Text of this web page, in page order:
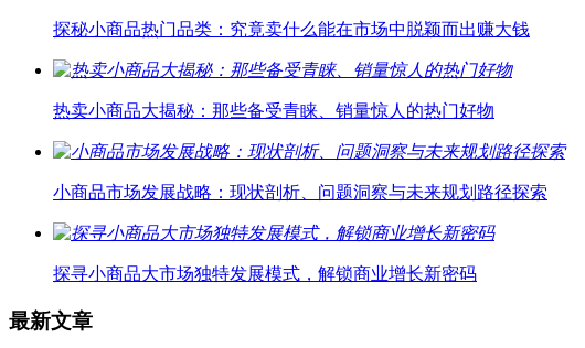
探秘小商品热门品类：究竟卖什么能在市场中脱颖而出赚大钱
热卖小商品大揭秘：那些备受青睐、销量惊人的热门好物
小商品市场发展战略：现状剖析、问题洞察与未来规划路径探索
探寻小商品大市场独特发展模式，解锁商业增长新密码
最新文章